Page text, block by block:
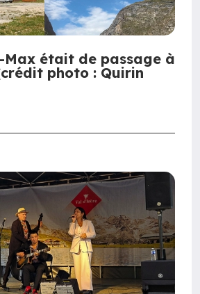
Max était de passage à
photo : Quirin